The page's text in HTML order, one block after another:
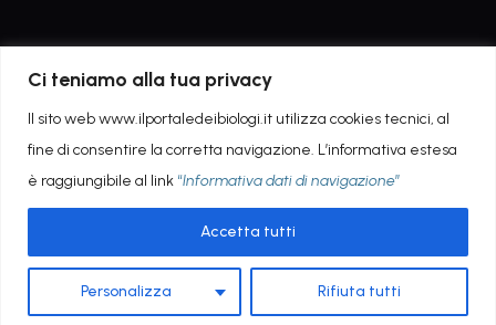
Ci teniamo alla tua privacy
Il sito web www.ilportaledeibiologi.it utilizza cookies tecnici, al
fine di consentire la corretta navigazione. L’informativa estesa
è raggiungibile al link “Informativa dati di navigazione”
Personalizza Rifiuta tutti
Accetta tutti
Copyright © 2022 - POWERED BY AGEING TECH